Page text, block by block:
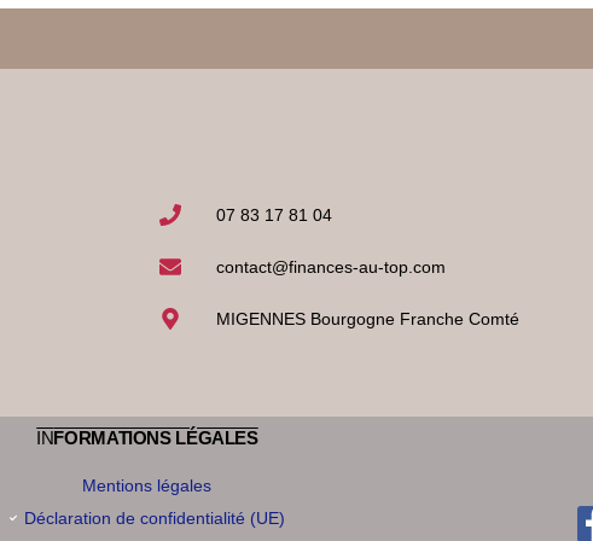
07 83 17 81 04
contact@finances-au-top.com
MIGENNES Bourgogne Franche Comté
INFORMATIONS LÉGALES
Mentions légales
Déclaration de confidentialité (UE)